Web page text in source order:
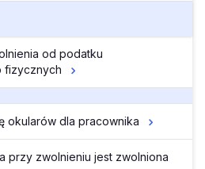
od podatku
fizycznych
okularów dla pracownika
przy zwolnieniu jest zwolniona